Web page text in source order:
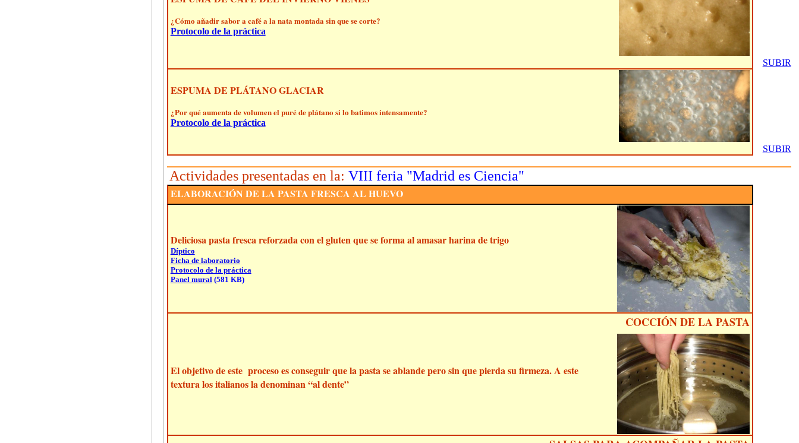
¿Cómo añadir sabor a café a la nata montada sin que se corte?
Protocolo de la práctica
SUBIR
ESPUMA DE PLÁTANO GLACIAR
¿Por qué aumenta de volumen el puré de plátano si lo batimos intensamente?
Protocolo de la práctica
SUBIR
Actividades presentadas en la: VIII feria "Madrid es Ciencia"
ELABORACIÓN DE LA PASTA FRESCA AL HUEVO
Deliciosa pasta fresca reforzada con el gluten que se forma al amasar harina de trigo
Díptico
Ficha de laboratorio
Protocolo de la práctica
Panel mural(581 KB)
COCCIÓN DE LA PASTA
El objetivo de este proceso es conseguir que la pasta se ablande pero sin que pierda su firmeza. A este
textura los italianos la denominan “al dente”